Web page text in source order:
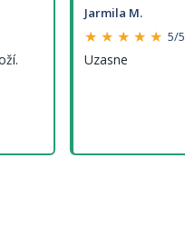
Jarmila M.
★ ★ ★ ★ ★ 5/5
Uzasne